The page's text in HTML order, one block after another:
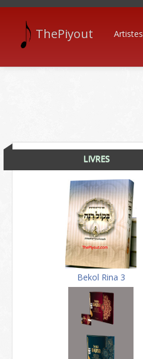
ThePiyout Artistes
LIVRES
Bekol Rina 3